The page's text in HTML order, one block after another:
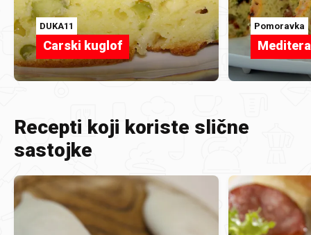
DUKA11
Carski kuglof
Pomoravka
Recepti koji koriste slične
sastojke